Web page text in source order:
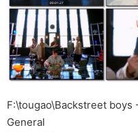
F:\tougao\Backstreet boys
General